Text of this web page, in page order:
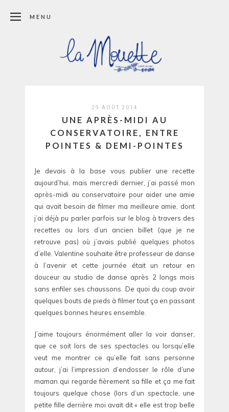
MENU
29 AOÛT 2014
UNE APRÈS-MIDI AU
CONSERVATOIRE, ENTRE
POINTES & DEMI-POINTES
Je devais à la base vous publier une recette
aujourd’hui, mais mercredi dernier, j’ai passé mon
après-midi au conservatoire pour aider une amie
qui avait besoin de filmer ma meilleure amie, dont
j’ai déjà pu parler parfois sur le blog à travers des
recettes ou lors d’un ancien billet (que je ne
retrouve pas) où j’avais publié quelques photos
d’elle. Valentine souhaite être professeur de danse
à l’avenir et cette journée était un retour en
douceur au studio de danse après 2 longs mois
sans enfiler ses chaussons. De quoi du coup avoir
quelques bouts de pieds à filmer tout ça en passant
quelques bonnes heures ensemble.
J’aime toujours énormément aller la voir danser,
que ce soit lors de ses spectacles ou lorsqu’elle
veut me montrer ce qu’elle fait sans personne
autour, j’ai l’impression d’endosser le rôle d’une
maman qui regarde fièrement sa fille et ça me fait
toujours quelque chose (lors d’un spectacle, une
petite fille derrière moi avait dit « elle est trop belle